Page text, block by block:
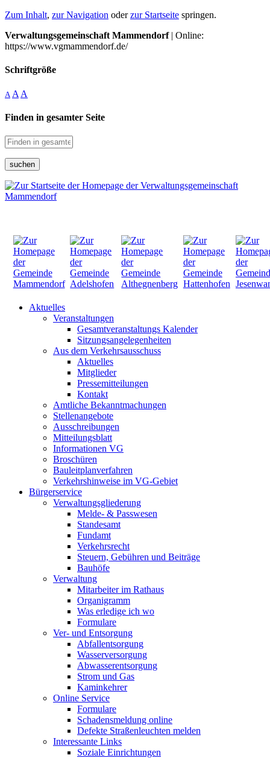
Zum Inhalt, zur Navigation oderzur Startseite springen.
Verwaltungsgemeinschaft Mammendorf| Online:
https://www.vgmammendorf.de/
Schriftgröße
A A A
Finden in gesamter Seite
suchen
Aktuelles
Veranstaltungen
Gesamtveranstaltungs Kalender
Sitzungsangelegenheiten
Aus dem Verkehrsausschuss
Aktuelles
Mitglieder
Pressemitteilungen
Kontakt
Amtliche Bekanntmachungen
Stellenangebote
Ausschreibungen
Mitteilungsblatt
Informationen VG
Broschüren
Bauleitplanverfahren
Verkehrshinweise im VG-Gebiet
Bürgerservice
Verwaltungsgliederung
Melde- & Passwesen
Standesamt
Fundamt
Verkehrsrecht
Steuern, Gebühren und Beiträge
Bauhöfe
Verwaltung
Mitarbeiter im Rathaus
Organigramm
Was erledige ich wo
Formulare
Ver- und Entsorgung
Abfallentsorgung
Wasserversorgung
Abwasserentsorgung
Strom und Gas
Kaminkehrer
Online Service
Formulare
Schadensmeldung online
Defekte Straßenleuchten melden
Interessante Links
Soziale Einrichtungen